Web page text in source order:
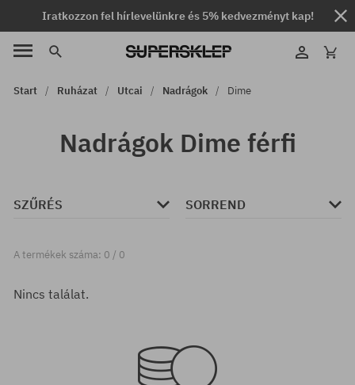
Iratkozzon fel hírlevelünkre és 5% kedvezményt kap!
Start Ruházat Utcai Nadrágok Dime
Nadrágok Dime férfi
SZŰRÉS SORREND
A termékek száma: 0 / 0
Nincs találat.